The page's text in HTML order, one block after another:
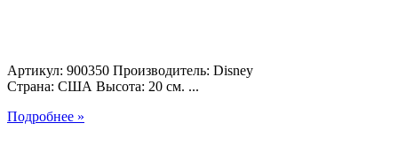
Артикул: 900350 Производитель: Disney
Страна: США Высота: 20 см. ...
Подробнее »